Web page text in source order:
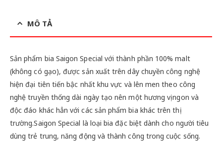
MÔ TẢ
Sản phẩm bia Saigon Special với thành phần 100% malt
(không có gạo), được sản xuất trên dây chuyền công nghệ
hiện đại tiên tiến bậc nhất khu vực và lên men theo công
nghệ truyền thống dài ngày tạo nên một hương vị ngon và
độc đáo khác hẳn với các sản phẩm bia khác trên thị
trường.Saigon Special là loại bia đặc biệt dành cho người tiêu
dùng trẻ trung, năng động và thành công trong cuộc sống.